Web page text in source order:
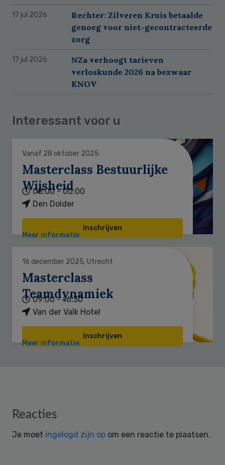
17 jul 2026
Rechter: Zilveren Kruis betaalde
genoeg voor niet-gecontracteerde
zorg
17 jul 2026
NZa verhoogt tarieven
verloskunde 2026 na bezwaar
KNOV
Interessant voor u
Vanaf 28 oktober 2025
Masterclass Bestuurlijke
Wijsheid
00:00 - 00:00
Den Dolder
Inschrijven
Meer informatie
16 december 2025, Utrecht
Masterclass
Teamdynamiek
09:00 - 16:30
Van der Valk Hotel
Inschrijven
Meer informatie
Reader
Reacties
Je moet ingelogd zijn op om een reactie te plaatsen.